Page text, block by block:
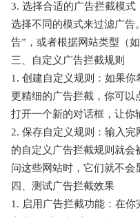
3. 选择合适的广告拦截模
选择不同的模式来过滤广告
告”，或者根据网站类型（
三、自定义广告拦截规则
1. 创建自定义规则：如果
更精细的广告拦截，你可以
打开一个新的对话框，让你
2. 保存自定义规则：输入
的自定义广告拦截规则就
问这些网站时，它们就不会
四、测试广告拦截效果
1. 启用广告拦截功能：在